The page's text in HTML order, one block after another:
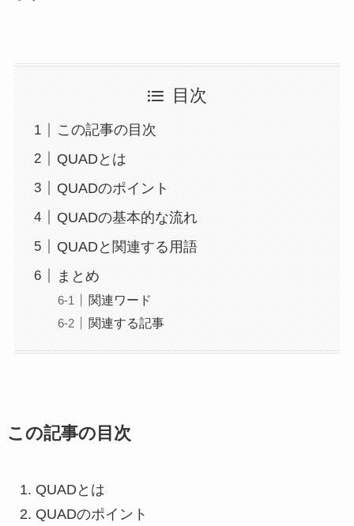
目次
この記事の目次
QUADとは
QUADのポイント
QUADの基本的な流れ
QUADと関連する用語
まとめ
関連ワード
関連する記事
この記事の目次
QUADとは
QUADのポイント